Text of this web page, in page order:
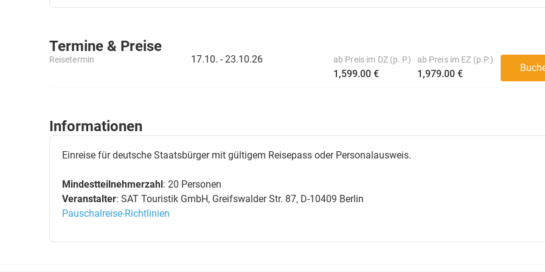
Termine & Preise
Reisetermin 17.10. - 23.10.26 ab Preis im DZ (p. P)
1,599.00 €
ab Preis im EZ (p.P.)
1,979.00 €
Informationen
Einreise für deutsche Staatsbürger mit gültigem Reisepass oder Personalausweis.
Mindestteilnehmerzahl: 20 Personen
Veranstalter: SAT Touristik GmbH, Greifswalder Str. 87, D-10409 Berlin
Pauschalreise-Richtlinien